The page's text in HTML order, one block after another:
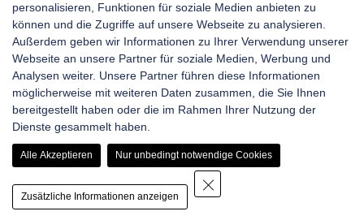
Radio Maria Österreich
Pottendorfer Straße 21, 1120 Wien
+43 1 710 70 72
kontakt@radiomaria.at
Impressum Netiquette
Datenschutz
Haftungsausschluss
personalisieren, Funktionen für soziale Medien anbieten zu
können und die Zugriffe auf unsere Webseite zu analysieren.
Außerdem geben wir Informationen zu Ihrer Verwendung unserer
Webseite an unsere Partner für soziale Medien, Werbung und
Analysen weiter. Unsere Partner führen diese Informationen
möglicherweise mit weiteren Daten zusammen, die Sie Ihnen
bereitgestellt haben oder die im Rahmen Ihrer Nutzung der
Dienste gesammelt haben.
Alle Akzeptieren Nur unbedingt notwendige Cookies
Zusätzliche Informationen anzeigen